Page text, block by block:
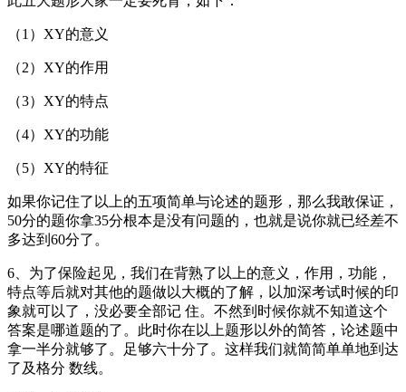
（1）XY的意义
（2）XY的作用
（3）XY的特点
（4）XY的功能
（5）XY的特征
如果你记住了以上的五项简单与论述的题形，那么我敢保证，
50分的题你拿35分根本是没有问题的，也就是说你就已经差不
多达到60分了。
6、为了保险起见，我们在背熟了以上的意义，作用，功能，
特点等后就对其他的题做以大概的了解，以加深考试时候的印
象就可以了，没必要全部记 住。不然到时候你就不知道这个
答案是哪道题的了。此时你在以上题形以外的简答，论述题中
拿一半分就够了。足够六十分了。这样我们就简简单单地到达
了及格分 数线。